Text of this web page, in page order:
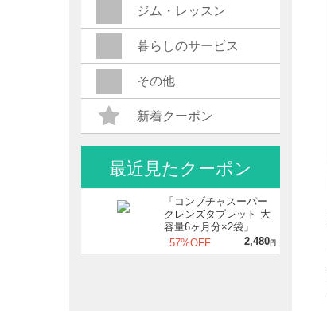
ジム・レッスン
暮らしのサービス
その他
新着クーポン
最近見たクーポン
「コンブチャスーパー
クレンズタブレット 大
容量6ヶ月分×2袋」
57%OFF
2,480円